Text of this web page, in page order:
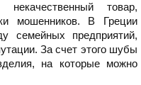
товар,
мошенников. В Греции
семейных предприятий,
За счет этого шубы
на которые можно